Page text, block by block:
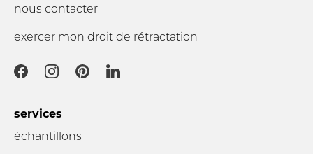
nous contacter
exercer mon droit de rétractation
services
échantillons